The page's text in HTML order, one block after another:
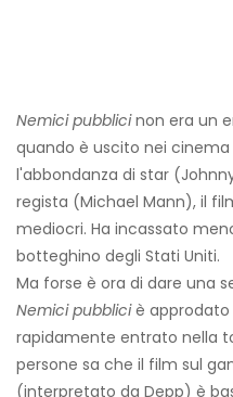
Nemici pubblicinon era un
quando è uscito nei
l'abbondanza di star
regista (Michael Mann), il
mediocri. Ha incassato
botteghino degli Stati Uniti.
Ma forse è ora di dare una
Nemici pubbliciè approdato
rapidamente entrato nella
persone sa che il film sul
(interpretato da Depp) è